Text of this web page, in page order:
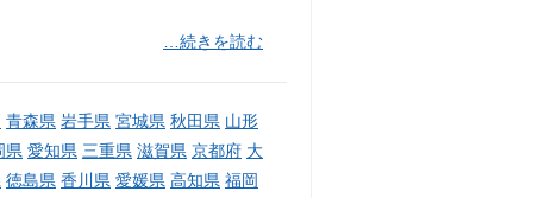
…続きを読む
青森県 岩手県 宮城県 秋田県 山形
県 愛知県 三重県 滋賀県 京都府 大
徳島県 香川県 愛媛県 高知県 福岡